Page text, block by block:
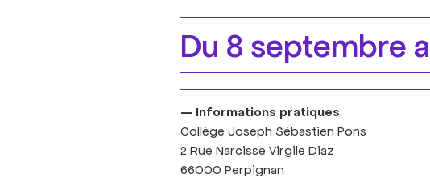
Du 8 septembre
— Informations pratiques
Collège Joseph Sébastien Pons
2 Rue Narcisse Virgile Diaz
66000 Perpignan